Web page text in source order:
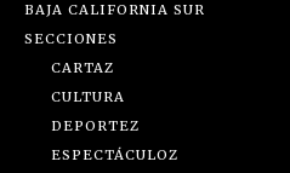
BAJA CALIFORNIA SUR
SECCIONES
CARTAZ
CULTURA
DEPORTEZ
ESPECTÁCULOZ